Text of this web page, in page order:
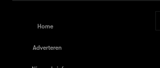
Home
Adverteren